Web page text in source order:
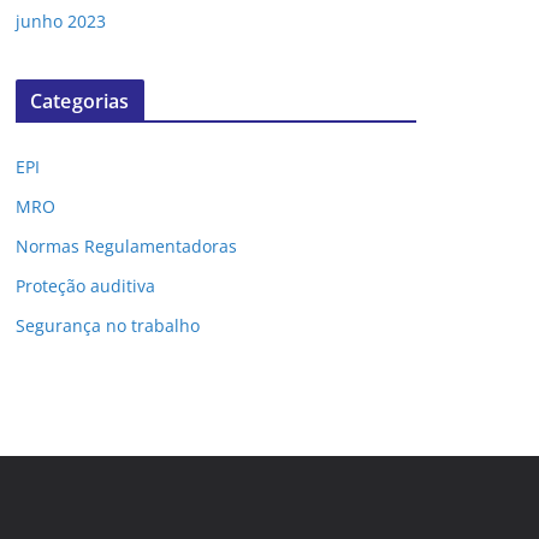
junho 2023
Categorias
EPI
MRO
Normas Regulamentadoras
Proteção auditiva
Segurança no trabalho